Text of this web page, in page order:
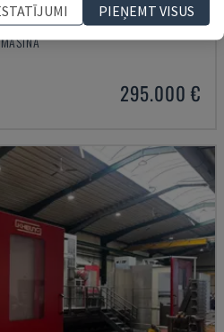
295.000 €
PIEŅEMT VISUS